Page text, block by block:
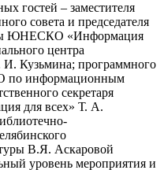
гостей – заместителя
совета и председателя
ЮНЕСКО «Информация
центра
И. Кузьмина; программного
по информационным
секретаря
для всех» Т. А.
В.Я. Аскаровой
уровень мероприятия и